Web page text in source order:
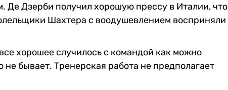
Де Дзерби получил хорошую прессу в Италии, что
Шахтера с воодушевлением восприняли
хорошее случилось с командой как можно
бывает. Тренерская работа не предполагает